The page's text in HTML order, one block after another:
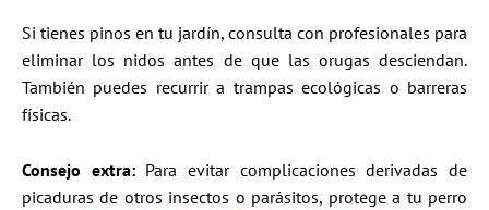
Si tienes pinos en tu jardín, consulta con profesionales para
eliminar los nidos antes de que las orugas desciendan.
También puedes recurrir a trampas ecológicas o barreras
físicas.
Consejo extra:Para evitar complicaciones derivadas de
picaduras de otros insectos o parásitos, protege a tu perro